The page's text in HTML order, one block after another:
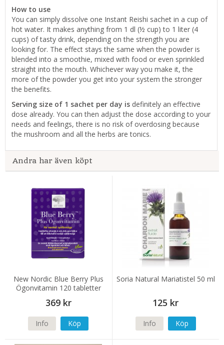
How to use
You can simply dissolve one Instant Reishi sachet in a cup of
hot water. It makes anything from 1 dl (½ cup) to 1 liter (4
cups) of tasty drink, depending on the strength you are
looking for. The effect stays the same when the powder is
blended into a smoothie, mixed with food or even sprinkled
straight into the mouth. Whichever way you make it, the
more of the powder you get into your system the stronger
the benefits.
Serving size of 1 sachet per day is definitely an effective
dose already. You can then adjust the dose according to your
needs and feelings, there is no risk of overdosing because
the mushroom and all the herbs are tonics.
Andra har även köpt
New Nordic Blue Berry Plus
Ögonvitamin 120 tabletter
369 kr
Info Köp
Soria Natural Mariatistel 50 ml
125 kr
Info Köp